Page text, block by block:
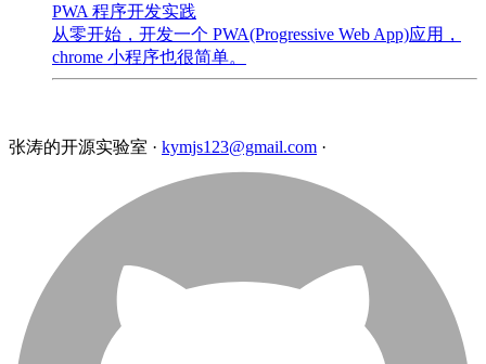
PWA 程序开发实践
从零开始，开发一个 PWA(Progressive Web App)应用，
chrome 小程序也很简单。
张涛的开源实验室 · kymjs123@gmail.com ·